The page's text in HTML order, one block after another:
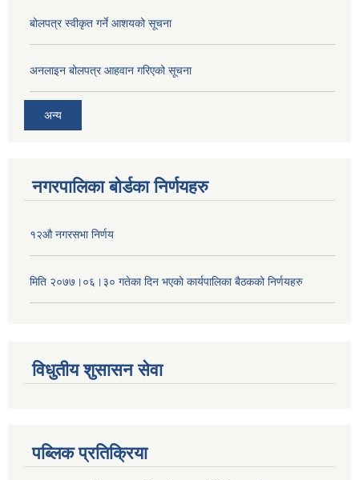
बोलपत्र स्वीकृत गर्ने आशयको सूचना
अनलाइन बोलपत्र आहवान गरिएको सूचना
अन्य
नगरपालिका बोर्डका निर्णयहरु
१२औ नगरसभा निर्णय
मिति २०७७।०६।३० गतेका दिन भएकाे कार्यपालिका बैठकको निर्णयहरु
विधुतीय शुसासन सेवा
पब्लिक प्रतिक्रिया